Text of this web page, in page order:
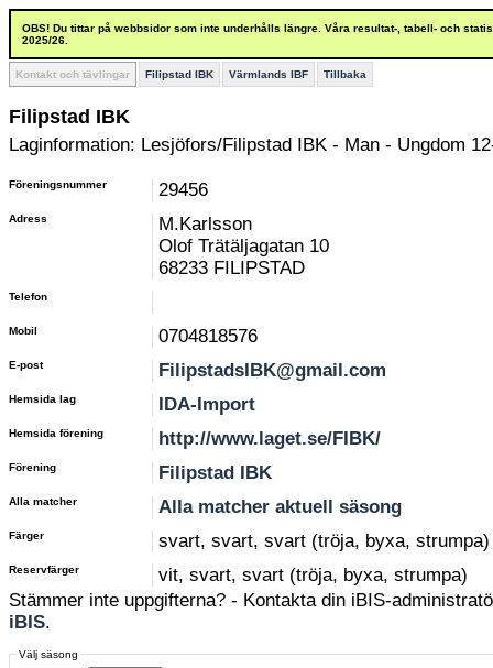
OBS! Du tittar på webbsidor som inte underhålls längre. Våra resultat-, tabell- och
2025/26.
Kontakt och tävlingar Filipstad IBK Värmlands IBF Tillbaka
Filipstad IBK
Laginformation: Lesjöfors/Filipstad IBK - Man - Ungdom
Föreningsnummer 29456
Adress
M.Karlsson
Olof Trätäljagatan 10
68233 FILIPSTAD
Telefon
Mobil 0704818576
E-post FilipstadsIBK@gmail.com
Hemsida lag IDA-Import
Hemsida förening http://www.laget.se/FIBK/
Förening Filipstad IBK
Alla matcher Alla matcher aktuell säsong
Färger svart, svart, svart (tröja, byxa, strumpa)
Reservfärger
vit, svart, svart (tröja, byxa, strumpa)
Stämmer inte uppgifterna? - Kontakta din iBIS-
iBIS.
Välj säsong